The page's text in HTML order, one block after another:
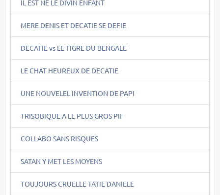
IL EST NE LE DIVIN ENFANT
MERE DENIS ET DECATIE SE DEFIE
DECATIE vs LE TIGRE DU BENGALE
LE CHAT HEUREUX DE DECATIE
UNE NOUVELEL INVENTION DE PAPI
TRISOBIQUE A LE PLUS GROS PIF
COLLABO SANS RISQUES
SATAN Y MET LES MOYENS
TOUJOURS CRUELLE TATIE DANIELE